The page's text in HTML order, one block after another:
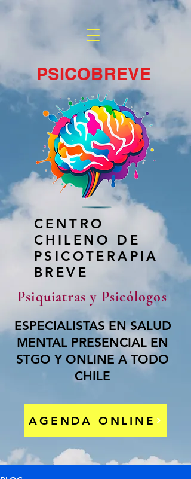
PSICOBREVE
CENTRO
CHILENO DE
PSICOTERAPIA
BREVE
Psiquiatras y Psicólogos
ESPECIALISTAS EN SALUD
MENTAL PRESENCIAL EN
STGO Y ONLINE A TODO
CHILE
AGENDA ONLINE